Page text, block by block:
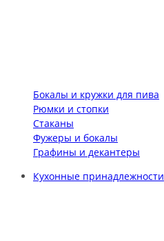
Бокалы и кружки для пива
Рюмки и стопки
Стаканы
Фужеры и бокалы
Графины и декантеры
Кухонные принадлежности